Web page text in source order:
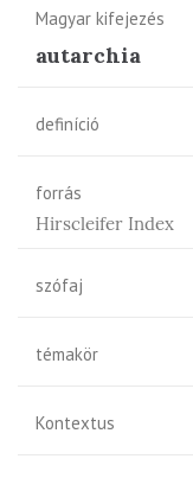
Magyar kifejezés
autarchia
definíció
forrás
Hirscleifer Index
szófaj
témakör
Kontextus